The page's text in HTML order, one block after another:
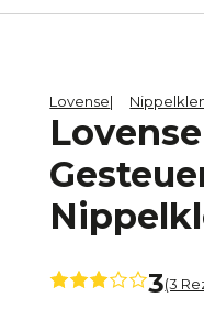
Lovense
3(3